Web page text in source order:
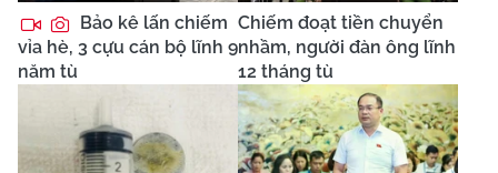
Bảo kê lấn chiếm
vỉa hè, 3 cựu cán bộ lĩnh 9
năm tù
Chiếm đoạt tiền chuyển
nhầm, người đàn ông lĩnh
12 tháng tù